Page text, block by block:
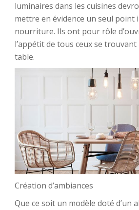
luminaires dans les cuisines
mettre en évidence un seul point
nourriture. Ils ont pour rôle
l’appétit de tous ceux se
table.
Création d’ambiances
Que ce soit un modèle doté d’un